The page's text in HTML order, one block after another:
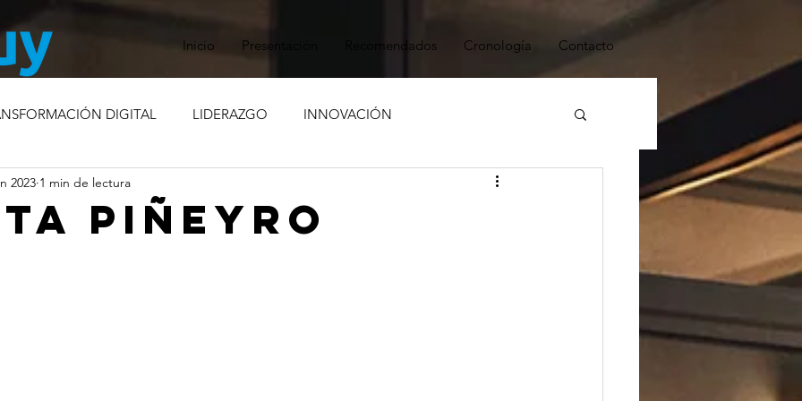
Inicio Presentación Recomendados Cronología Contacto
DIGITAL LIDERAZGO INNOVACIÓN
COMPROMISO SOCIAL ESTRATEGIA
INTERNA
PIÑEYRO
2023 1 min de lectura